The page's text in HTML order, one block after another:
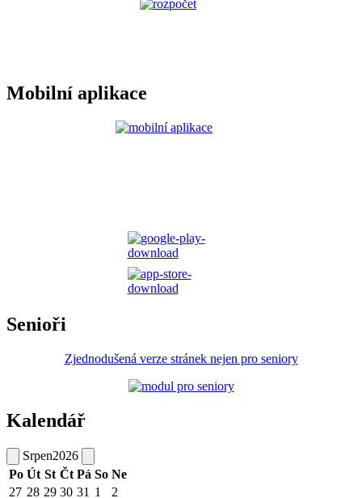
Mobilní aplikace
Senioři
Zjednodušená verze stránek nejen pro seniory
Kalendář
Srpen2026
Po Út St Čt Pá So Ne
27 28 29 30 31 1
2